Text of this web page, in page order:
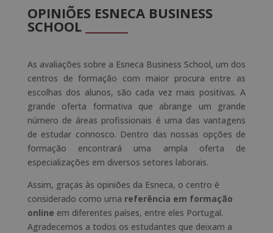
OPINIÕES ESNECA BUSINESS
SCHOOL_______
As avaliações sobre a Esneca Business School, um dos
centros de formação com maior procura​ entre as
escolhas dos alunos, são cada vez mais positivas. A
grande oferta formativa que abrange um grande
número de áreas profissionais é uma das vantagens
de estudar connosco. Dentro das nossas opções de
formação encontrará uma ampla oferta de
especializações em diversos setores laborais.
Assim, graças às opiniões da Esneca, o centro é
considerado como uma referência em formação
online em diferentes países, entre eles Portugal.
Agradecemos a todos os estudantes que deixam a